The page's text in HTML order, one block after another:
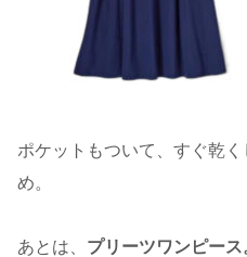
ポケットもついて、すぐ乾
め。
あとは、 プリーツワンピース